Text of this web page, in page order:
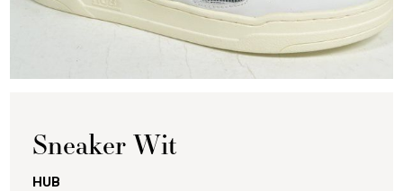
Sneaker Wit
HUB